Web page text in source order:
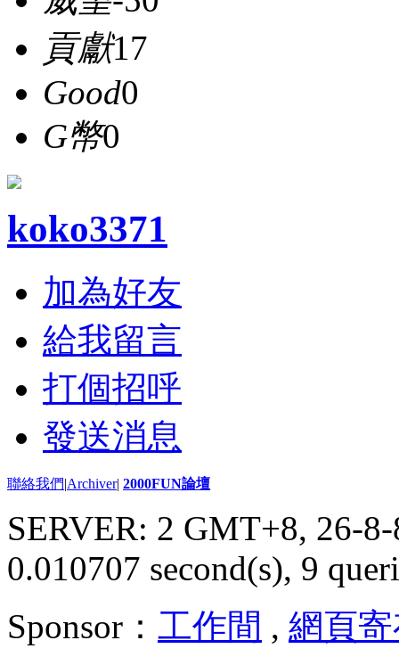
貢獻17
Good0
G幣0
koko3371
加為好友
給我留言
打個招呼
發送消息
聯絡我們|Archiver| 2000FUN論壇
SERVER: 2 GMT+8, 26-
0.010707 second(s), 9
Sponsor： 工作間 , 網頁